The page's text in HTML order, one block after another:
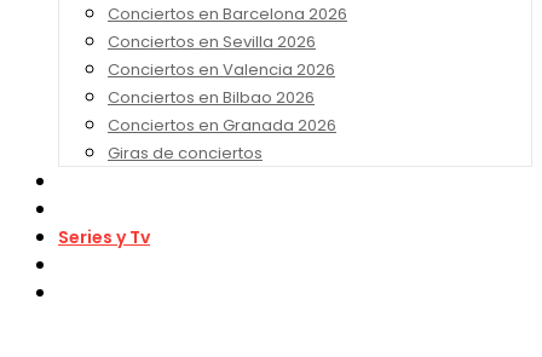
Conciertos en Barcelona 2026
Conciertos en Sevilla 2026
Conciertos en Valencia 2026
Conciertos en Bilbao 2026
Conciertos en Granada 2026
Giras de conciertos
Series y Tv